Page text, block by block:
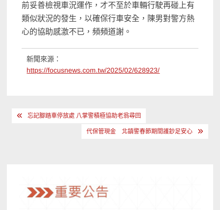
前妥善檢視車況運作，才不至於車輛行駛再碰上有
類似狀況的發生，以確保行車安全，陳男對警方熱
心的協助感激不已，頻頻道謝。
新聞來源：
https://focusnews.com.tw/2025/02/628923/
文 忘記腳踏車停放處 八掌警積極協助老翁尋回
代保管現金 北鎮警春節期間護鈔足安心